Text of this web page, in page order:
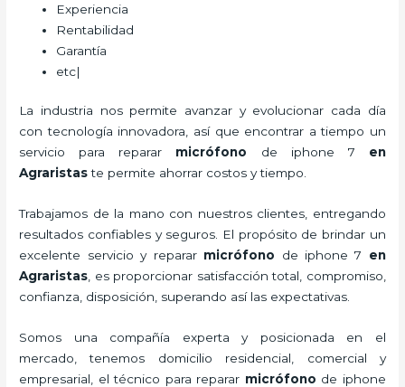
Experiencia
Rentabilidad
Garantía
etc|
La industria nos permite avanzar y evolucionar cada día
con tecnología innovadora, así que encontrar a tiempo un
servicio para reparar micrófono de iphone 7 en
Agraristaste permite ahorrar costos y tiempo.
Trabajamos de la mano con nuestros clientes, entregando
resultados confiables y seguros. El propósito de brindar un
excelente servicio y reparar micrófono de iphone 7 en
Agraristas , es proporcionar satisfacción total, compromiso,
confianza, disposición, superando así las expectativas.
Somos una compañía experta y posicionada en el
mercado, tenemos domicilio residencial, comercial y
empresarial, el técnico para reparar micrófono de iphone